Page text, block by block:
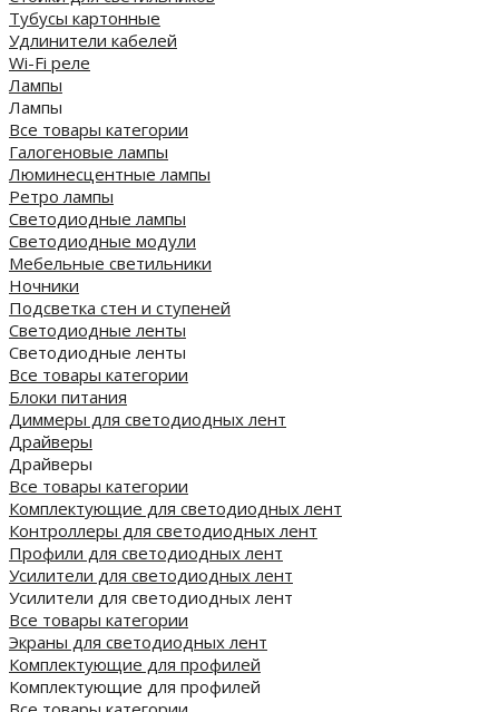
Тубусы картонные
Удлинители кабелей
Wi-Fi реле
Лампы
Лампы
Все товары категории
Галогеновые лампы
Люминесцентные лампы
Ретро лампы
Светодиодные лампы
Светодиодные модули
Мебельные светильники
Ночники
Подсветка стен и ступеней
Светодиодные ленты
Светодиодные ленты
Все товары категории
Блоки питания
Диммеры для светодиодных лент
Драйверы
Драйверы
Все товары категории
Комплектующие для светодиодных лент
Контроллеры для светодиодных лент
Профили для светодиодных лент
Усилители для светодиодных лент
Усилители для светодиодных лент
Все товары категории
Экраны для светодиодных лент
Комплектующие для профилей
Комплектующие для профилей